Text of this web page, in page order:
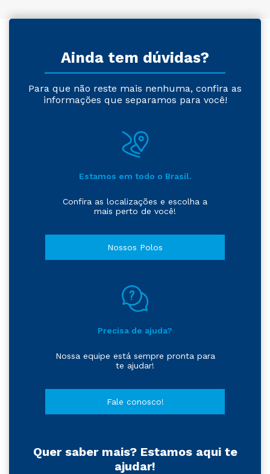
Ainda tem dúvidas?
Para que não reste mais nenhuma, confira as
informações que separamos para você!
Estamos em todo o Brasil.
Confira as localizações e escolha a
mais perto de você!
Nossos Polos
Precisa de ajuda?
Nossa equipe está sempre pronta para
te ajudar!
Fale conosco!
Quer saber mais? Estamos aqui te
ajudar!